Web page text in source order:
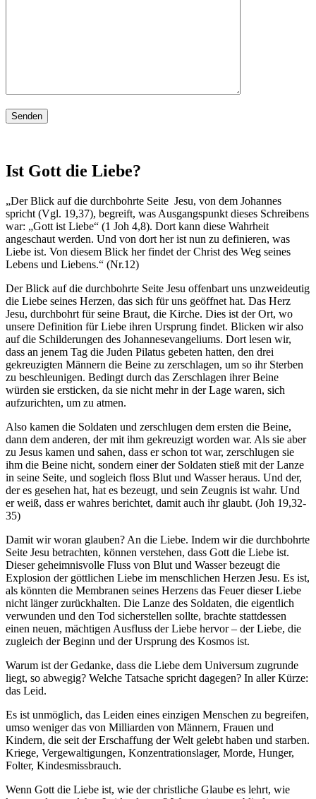
Ist Gott die Liebe?
„Der Blick auf die durchbohrte Seite Jesu, von dem Johannes
spricht (Vgl. 19,37), begreift, was Ausgangspunkt dieses Schreibens
war: „Gott ist Liebe“ (1 Joh 4,8). Dort kann diese Wahrheit
angeschaut werden. Und von dort her ist nun zu definieren, was
Liebe ist. Von diesem Blick her findet der Christ des Weg seines
Lebens und Liebens.“ (Nr.12)
Der Blick auf die durchbohrte Seite Jesu offenbart uns unzweideutig
die Liebe seines Herzen, das sich für uns geöffnet hat. Das Herz
Jesu, durchbohrt für seine Braut, die Kirche. Dies ist der Ort, wo
unsere Definition für Liebe ihren Ursprung findet. Blicken wir also
auf die Schilderungen des Johannesevangeliums. Dort lesen wir,
dass an jenem Tag die Juden Pilatus gebeten hatten, den drei
gekreuzigten Männern die Beine zu zerschlagen, um so ihr Sterben
zu beschleunigen. Bedingt durch das Zerschlagen ihrer Beine
würden sie ersticken, da sie nicht mehr in der Lage waren, sich
aufzurichten, um zu atmen.
Also kamen die Soldaten und zerschlugen dem ersten die Beine,
dann dem anderen, der mit ihm gekreuzigt worden war. Als sie aber
zu Jesus kamen und sahen, dass er schon tot war, zerschlugen sie
ihm die Beine nicht, sondern einer der Soldaten stieß mit der Lanze
in seine Seite, und sogleich floss Blut und Wasser heraus. Und der,
der es gesehen hat, hat es bezeugt, und sein Zeugnis ist wahr. Und
er weiß, dass er wahres berichtet, damit auch ihr glaubt. (Joh 19,32-
35)
Damit wir woran glauben? An die Liebe. Indem wir die durchbohrte
Seite Jesu betrachten, können verstehen, dass Gott die Liebe ist.
Dieser geheimnisvolle Fluss von Blut und Wasser bezeugt die
Explosion der göttlichen Liebe im menschlichen Herzen Jesu. Es ist,
als könnten die Membranen seines Herzens das Feuer dieser Liebe
nicht länger zurückhalten. Die Lanze des Soldaten, die eigentlich
verwunden und den Tod sicherstellen sollte, brachte stattdessen
einen neuen, mächtigen Ausfluss der Liebe hervor – der Liebe, die
zugleich der Beginn und der Ursprung des Kosmos ist.
Warum ist der Gedanke, dass die Liebe dem Universum zugrunde
liegt, so abwegig? Welche Tatsache spricht dagegen? In aller Kürze:
das Leid.
Es ist unmöglich, das Leiden eines einzigen Menschen zu begreifen,
umso weniger das von Milliarden von Männern, Frauen und
Kindern, die seit der Erschaffung der Welt gelebt haben und starben.
Kriege, Vergewaltigungen, Konzentrationslager, Morde, Hunger,
Folter, Kindesmissbrauch.
Wenn Gott die Liebe ist, wie der christliche Glaube es lehrt, wie